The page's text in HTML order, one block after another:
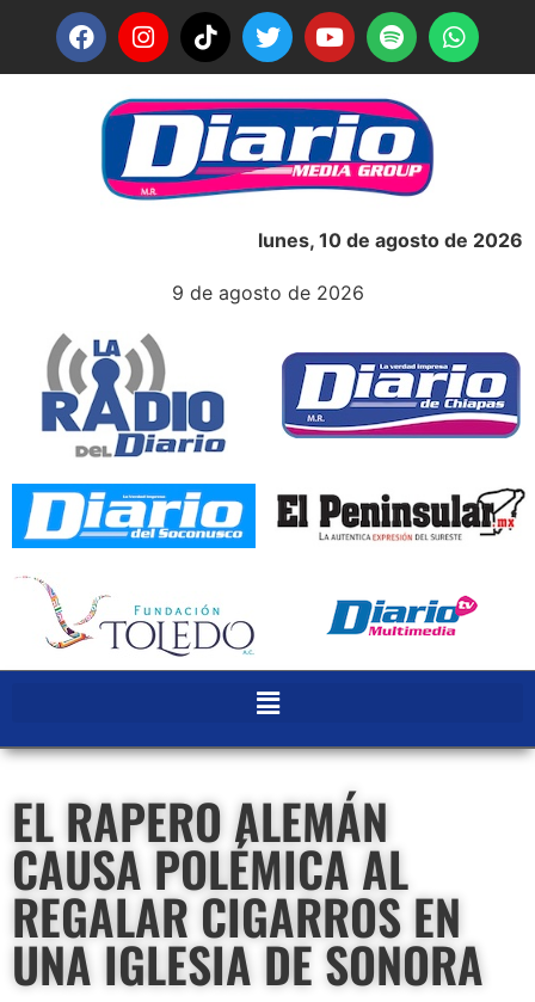
lunes, 10 de agosto de 2026
9 de agosto de 2026
EL RAPERO ALEMÁN
CAUSA POLÉMICA AL
REGALAR CIGARROS EN
UNA IGLESIA DE SONORA